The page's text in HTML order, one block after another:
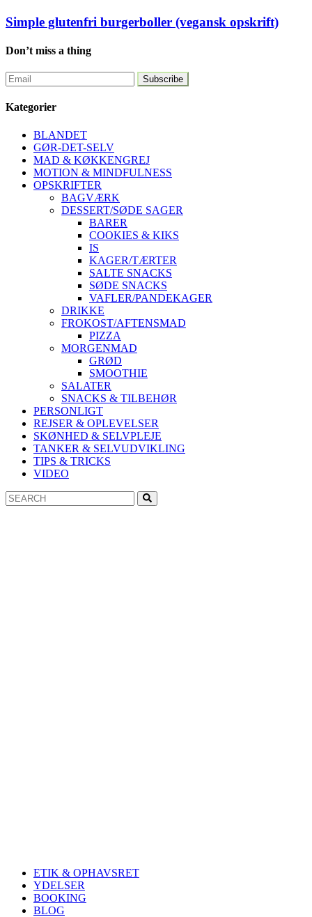
Simple glutenfri burgerboller (vegansk opskrift)
Don’t miss a thing
Kategorier
BLANDET
GØR-DET-SELV
MAD & KØKKENGREJ
MOTION & MINDFULNESS
OPSKRIFTER
BAGVÆRK
DESSERT/SØDE SAGER
BARER
COOKIES & KIKS
IS
KAGER/TÆRTER
SALTE SNACKS
SØDE SNACKS
VAFLER/PANDEKAGER
DRIKKE
FROKOST/AFTENSMAD
PIZZA
MORGENMAD
GRØD
SMOOTHIE
SALATER
SNACKS & TILBEHØR
PERSONLIGT
REJSER & OPLEVELSER
SKØNHED & SELVPLEJE
TANKER & SELVUDVIKLING
TIPS & TRICKS
VIDEO
Search
for:
ETIK & OPHAVSRET
YDELSER
BOOKING
BLOG